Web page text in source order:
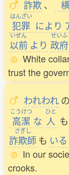
詐欺 、
はんざい
犯罪 により
いぜん
以前 より
せいふ
政府
White
trust the
われわれの
こうけつ
高潔 な
ひと
人 も
さぎし
詐欺師も いる
In our
crooks.